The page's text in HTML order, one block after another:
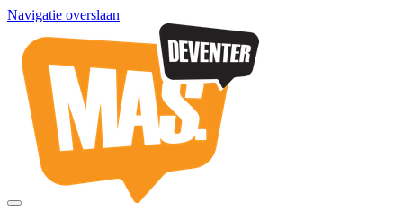
Navigatie overslaan